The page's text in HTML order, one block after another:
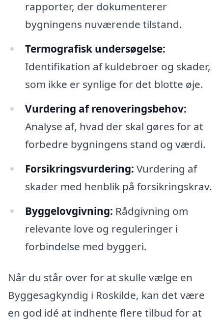
rapporter, der dokumenterer
bygningens nuværende tilstand.
Termografisk undersøgelse:
Identifikation af kuldebroer og skader,
som ikke er synlige for det blotte øje.
Vurdering af renoveringsbehov:
Analyse af, hvad der skal gøres for at
forbedre bygningens stand og værdi.
Forsikringsvurdering: Vurdering af
skader med henblik på forsikringskrav.
Byggelovgivning: Rådgivning om
relevante love og reguleringer i
forbindelse med byggeri.
Når du står over for at skulle vælge en
Byggesagkyndig i Roskilde, kan det være
en god idé at indhente flere tilbud for at